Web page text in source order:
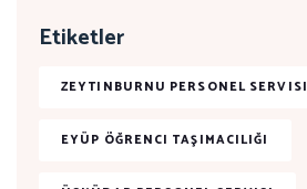
Etiketler
ZEYTINBURNU PERSONEL SERVISI
EYÜP ÖĞRENCI TAŞIMACILIĞI